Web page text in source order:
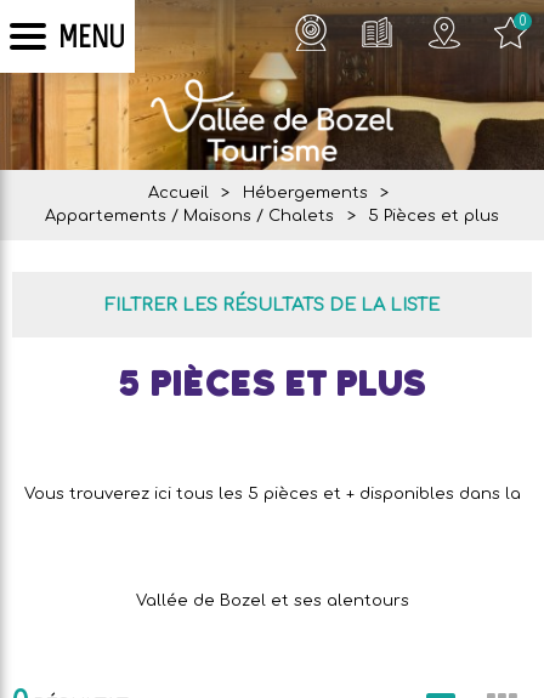
MENU 0
Accueil > Hébergements
>
Appartements / Maisons / Chalets
> 5 Pièces et plus
FILTRER LES RÉSULTATS DE LA LISTE
5 Pièces et plus
Vous trouverez ici tous les 5 pièces et + disponibles dans la
Vallée de Bozel et ses alentours